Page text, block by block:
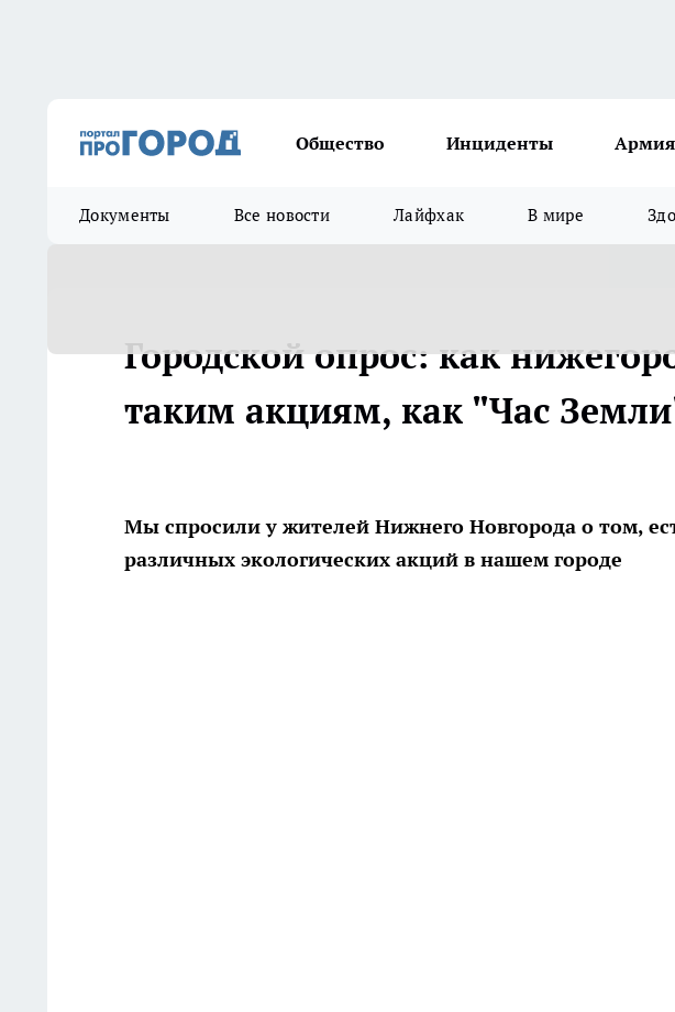
Общество Инциденты Армия
Документы Все новости Лайфхак В мире
Городской опрос: как
таким акциям, как "Час
Мы спросили у жителей Нижнего Новгорода о том,
различных экологических акций в нашем городе